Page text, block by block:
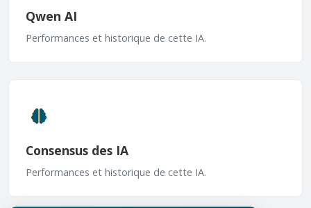
Qwen AI
Performances et historique de cette IA.
Consensus des IA
Performances et historique de cette IA.